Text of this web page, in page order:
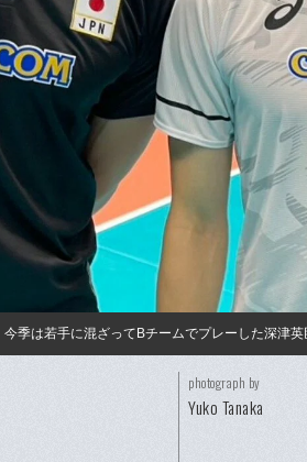
季は若手に混ざってBチームでプレーした深津
photograph by
Yuko Tanaka